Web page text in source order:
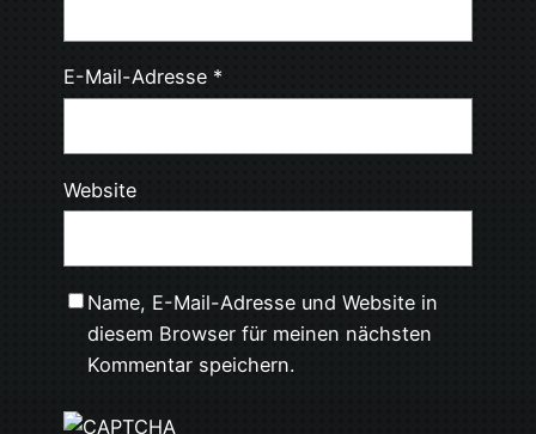
E-Mail-Adresse *
Website
Name, E-Mail-Adresse und Website in
diesem Browser für meinen nächsten
Kommentar speichern.